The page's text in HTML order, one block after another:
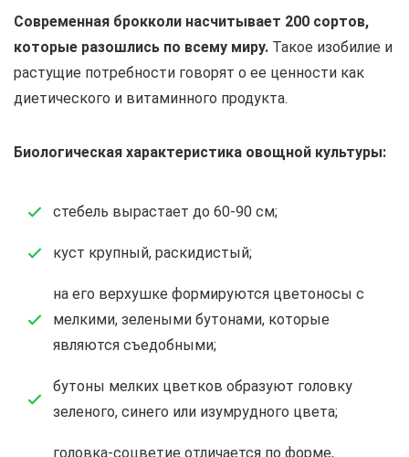
Современная брокколи насчитывает 200 сортов,
которые разошлись по всему миру. Такое изобилие и
растущие потребности говорят о ее ценности как
диетического и витаминного продукта.
Биологическая характеристика овощной культуры:
стебель вырастает до 60-90 см;
куст крупный, раскидистый;
на его верхушке формируются цветоносы с
мелкими, зелеными бутонами, которые
являются съедобными;
бутоны мелких цветков образуют головку
зеленого, синего или изумрудного цвета;
головка-соцветие отличается по форме,